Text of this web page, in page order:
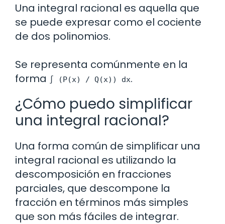
Una integral racional es aquella que
se puede expresar como el cociente
de dos polinomios.
Se representa comúnmente en la
forma ∫ (P(x) / Q(x)) dx.
¿Cómo puedo simplificar
una integral racional?
Una forma común de simplificar una
integral racional es utilizando la
descomposición en fracciones
parciales, que descompone la
fracción en términos más simples
que son más fáciles de integrar.